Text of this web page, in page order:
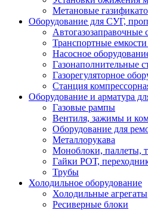
Метановые
Оборудование для СУГ,
Транспортные
Насосное
Газонаполнительные
Газорегуляторное
Станция
Оборудование и арматура
Газовые рампы
Вентиля, зажимы и
Оборудование для
Металлорукава
Моноблоки, паллеты,
Гайки РОТ,
Трубы
Холодильное оборудование
Холодильные агрегаты
Ресиверные блоки